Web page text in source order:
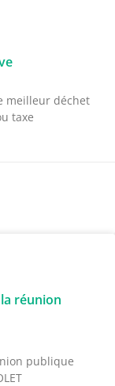
meilleur déchet
taxe
réunion
publique